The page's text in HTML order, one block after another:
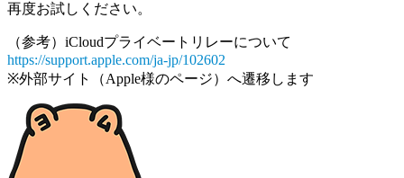
再度お試しください。
（参考）iCloudプライベートリレーについて
https://support.apple.com/ja-jp/102602
※外部サイト（Apple様のページ）へ遷移します